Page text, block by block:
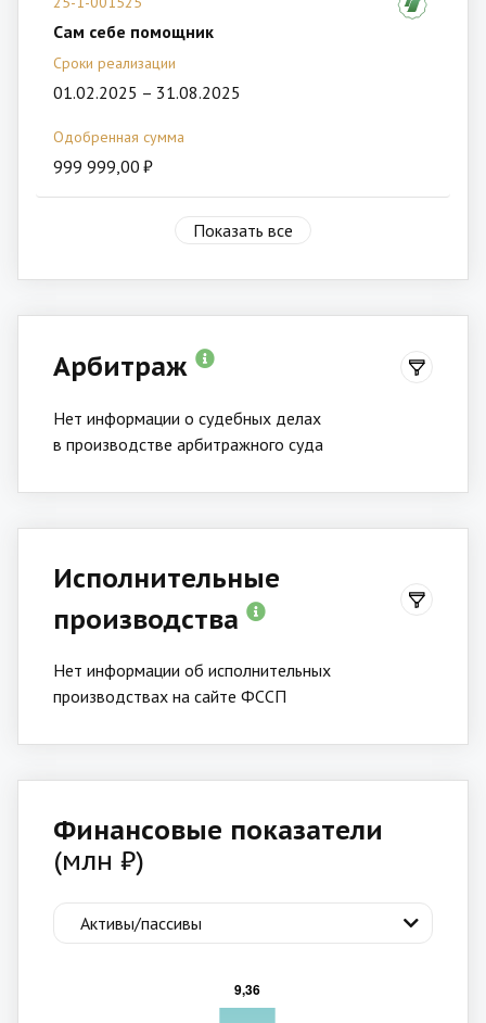
Сам себе помощник
Сроки реализации
01.02.2025 – 31.08.2025
Одобренная сумма
999 999,00 ₽
Показать все
Арбитраж
Нет информации о судебных делах
в производстве арбитражного суда
Исполнительные
производства
Нет информации об исполнительных
производствах на сайте ФССП
Финансовые показатели
(млн ₽)
Активы/пассивы